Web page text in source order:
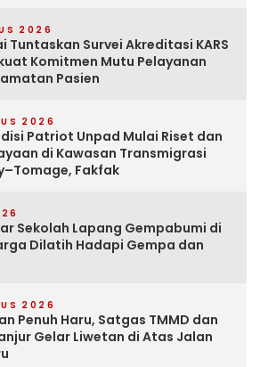
2026
Tuntaskan Survei Akreditasi KARS
Komitmen Mutu Pelayanan
Pasien
2026
Patriot Unpad Mulai Riset dan
di Kawasan Transmigrasi
Fakfak
Sekolah Lapang Gempabumi di
Dilatih Hadapi Gempa dan
2026
Penuh Haru, Satgas TMMD dan
Gelar Liwetan di Atas Jalan